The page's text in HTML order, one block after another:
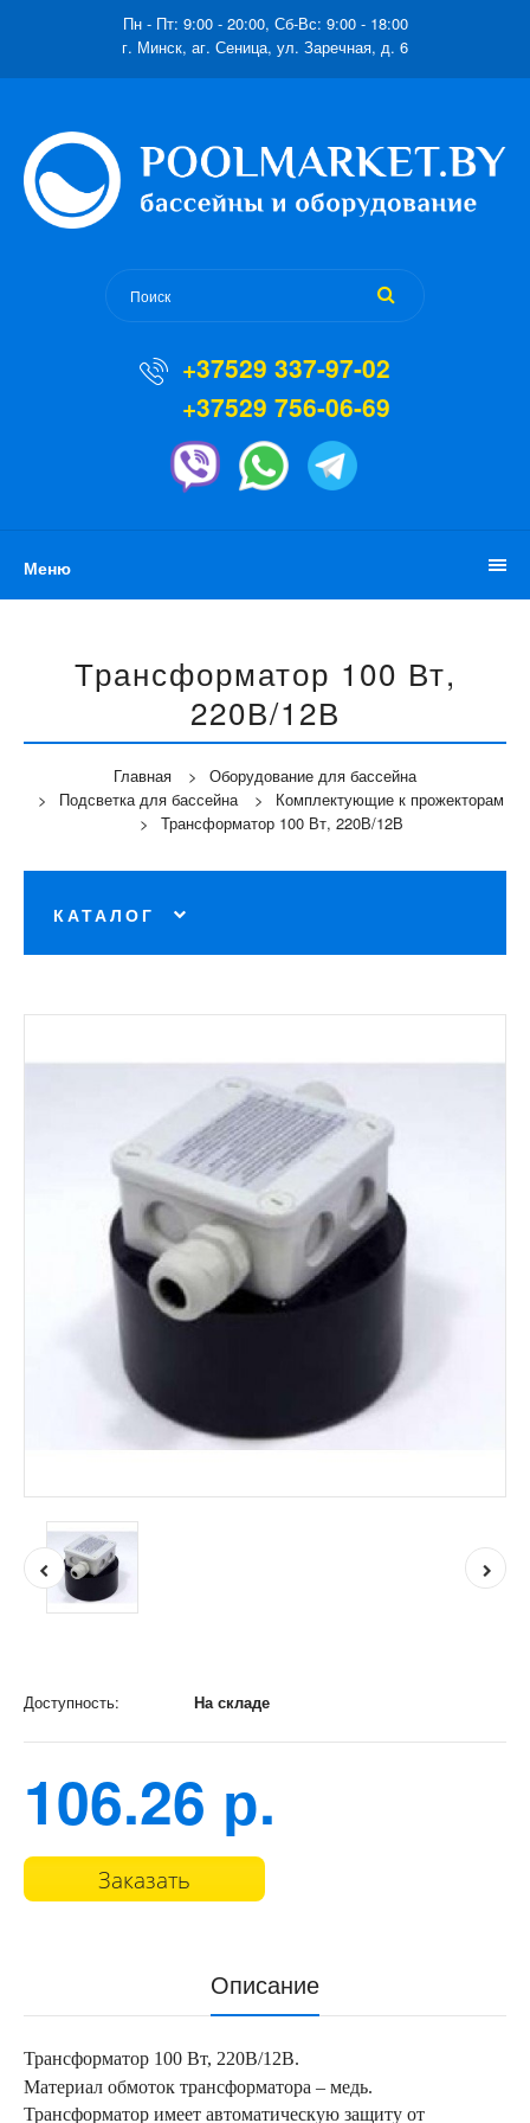
Пн - Пт: 9:00 - 20:00, Сб-Вс: 9:00 - 18:00
г. Минск, аг. Сеница, ул. Заречная, д. 6
+37529 337-97-02
+37529 756-06-69
Меню
Трансформатор 100 Вт,
220В/12В
Главная
Оборудование для бассейна
Подсветка для бассейна
Комплектующие к прожекторам
Трансформатор 100 Вт, 220В/12В
КАТАЛОГ
Доступность: На складе
106.26 р.
Заказать
Описание
Трансформатор 100 Вт, 220В/12В.
Материал обмоток трансформатора – медь.
Трансформатор имеет автоматическую защиту от